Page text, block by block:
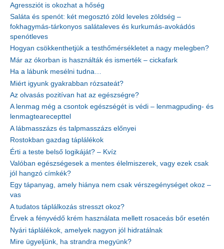
Agressziót is okozhat a hőség
Saláta és spenót: két megosztó zöld leveles zöldség –
fokhagymás-tárkonyos salátaleves és kurkumás-avokádós
spenótleves
Hogyan csökkenthetjük a testhőmérsékletet a nagy melegben?
Már az ókorban is használták és ismerték – cickafark
Ha a lábunk mesélni tudna…
Miért igyunk gyakrabban rózsateát?
Az olvasás pozitívan hat az egészségre?
A lenmag még a csontok egészségét is védi – lenmagpuding- és
lenmagtearecepttel
A lábmasszázs és talpmasszázs előnyei
Rostokban gazdag táplálékok
Érti a teste belső logikáját? – Kvíz
Valóban egészségesek a mentes élelmiszerek, vagy ezek csak
jól hangzó címkék?
Egy tápanyag, amely hiánya nem csak vérszegénységet okoz –
vas
A tudatos táplálkozás stresszt okoz?
Érvek a fényvédő krém használata mellett rosaceás bőr esetén
Nyári táplálékok, amelyek nagyon jól hidratálnak
Mire ügyeljünk, ha strandra megyünk?